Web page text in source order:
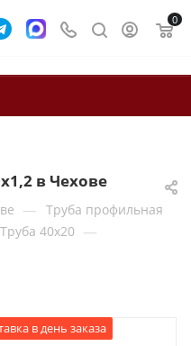
0
в Чехове
— Труба профильная
Труба 40x20 —
в день заказа